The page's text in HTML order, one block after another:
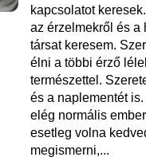
kapcsolatot
az érzelmekről és a
társat keresem.
élni a többi érző
természettel.
és a naplementét
elég normális
esetleg volna
megismerni,...